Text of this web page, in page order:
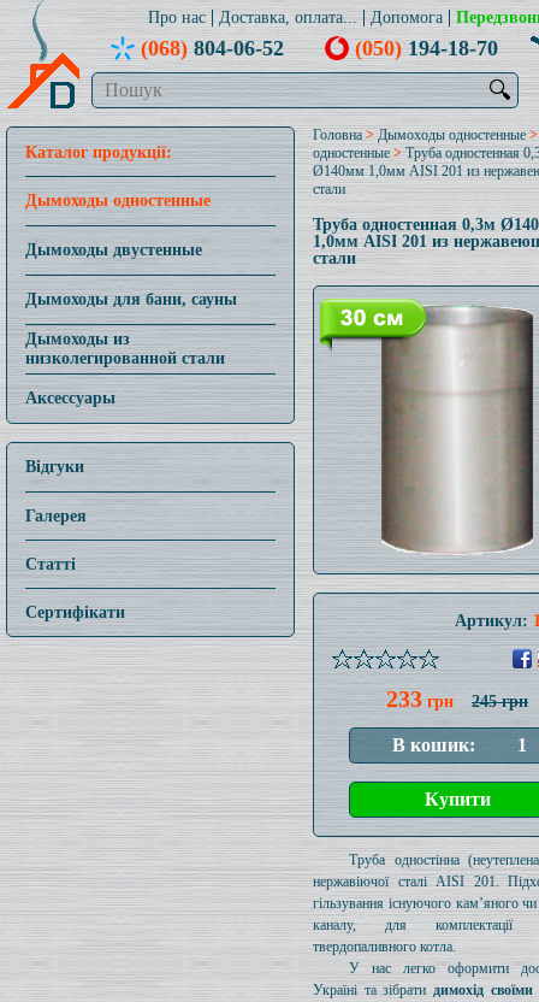
Про нас Доставка, оплата... Допомога
(068)804-06-52 (050)194-18-70
🔍
Каталог продукції:
Дымоходы одностенные
Дымоходы двустенные
Дымоходы для бани, сауны
Дымоходы из
низколегированной стали
Аксессуары
Відгуки
Галерея
Статті
Сертифікати
Головна > Дымоходы одностенные
одностенные >Труба одностенная
Ø140мм 1,0мм AISI 201 из
стали
Труба одностенная 0,3м
1,0мм AISI 201 из
стали
Артикул:
233 грн 245 грн
Труба одностінна
нержавіючої сталі AISI 201.
гільзування існуючого кам’яного
каналу, для комплектації
твердопаливного котла.
У нас легко оформити
Україні та зібрати димохід